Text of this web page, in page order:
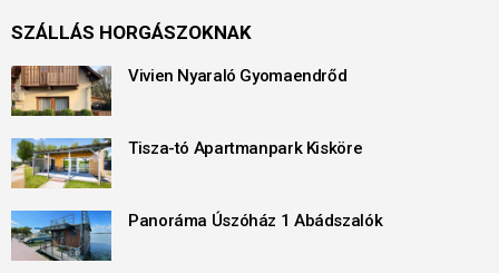
SZÁLLÁS HORGÁSZOKNAK
Vivien Nyaraló Gyomaendrőd
Tisza-tó Apartmanpark Kisköre
Panoráma Úszóház 1 Abádszalók